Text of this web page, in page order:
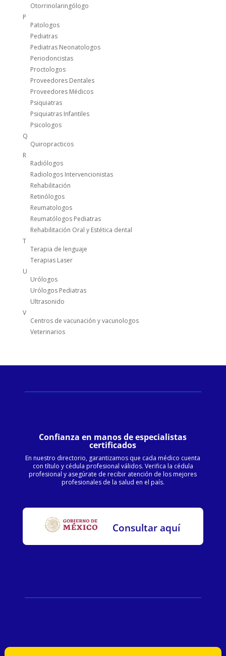
Otorrinolaringólogo
P
Patologos
Pediatras
Pediatras Neonatologos
Periodoncistas
Proctologos
Proveedores Dentales
Proveedores Médicos
Psiquiatras
Psiquiatras Infantiles
Psicologos
Q
Quiropracticos
R
Radiólogos
Radiologos Intervencionistas
Rehabilitación
Retinólogos
Reumatologos
Reumatólogos Pediatras
Rehabilitación Oral y Estética dental
T
Terapia de lenguaje
Terapias Laser
U
Urólogos
Urólogos Pediatras
Ultrasonido
V
Centros de vacunación y vacunologos
Veterinarios
Confianza en manos de especialistas
certificados
En nuestro directorio, garantizamos que cada médico cuenta
con título y cédula profesional válidos. Verifica la cédula
profesional y asegúrate de recibir atención de los mejores
profesionales de la salud en el país.
Consultar aquí